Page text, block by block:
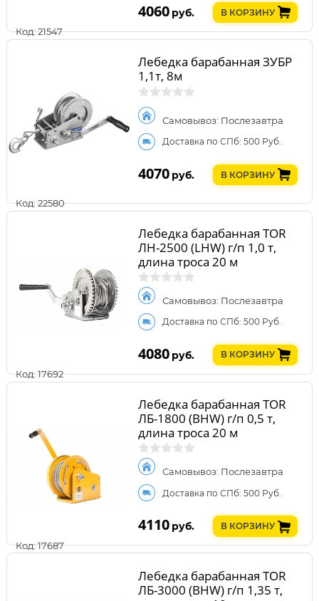
Код: 21547
4060 руб. В КОРЗИНУ
Код: 22580
Лебедка барабанная ЗУБР
1,1т, 8м
Самовывоз: Послезавтра
Доставка по СПб: 500 Руб.
4070 руб. В КОРЗИНУ
Код: 17692
Лебедка барабанная TOR
ЛН-2500 (LHW) г/п 1,0 т,
длина троса 20 м
Самовывоз: Послезавтра
Доставка по СПб: 500 Руб.
4080 руб. В КОРЗИНУ
Код: 17687
Лебедка барабанная TOR
ЛБ-1800 (BHW) г/п 0,5 т,
длина троса 20 м
Самовывоз: Послезавтра
Доставка по СПб: 500 Руб.
4110 руб. В КОРЗИНУ
Лебедка барабанная TOR
ЛБ-3000 (BHW) г/п 1,35 т,